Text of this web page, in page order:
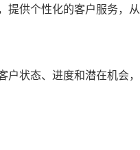
供个性化的客户服务，从
状态、进度和潜在机会